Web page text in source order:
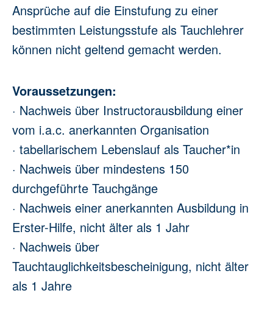
Ansprüche auf die Einstufung zu einer
bestimmten Leistungsstufe als Tauchlehrer
können nicht geltend gemacht werden.
Voraussetzungen:
· Nachweis über Instructorausbildung einer
vom i.a.c. anerkannten Organisation
· tabellarischem Lebenslauf als Taucher*in
· Nachweis über mindestens 150
durchgeführte Tauchgänge
· Nachweis einer anerkannten Ausbildung in
Erster-Hilfe, nicht älter als 1 Jahr
· Nachweis über
Tauchtauglichkeitsbescheinigung, nicht älter
als 1 Jahre